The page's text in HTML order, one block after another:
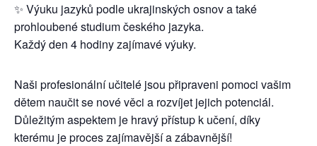
✨ Výuku jazyků podle ukrajinských osnov a také
prohloubené studium českého jazyka.
Každý den 4 hodiny zajímavé výuky.
Naši profesionální učitelé jsou připraveni pomoci vašim
dětem naučit se nové věci a rozvíjet jejich potenciál.
Důležitým aspektem je hravý přístup k učení, díky
kterému je proces zajímavější a zábavnější!